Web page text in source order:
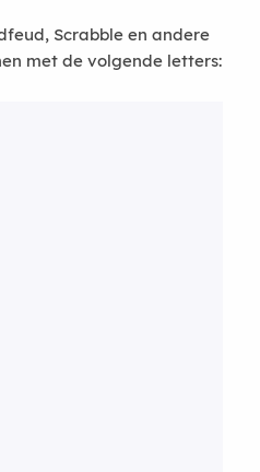
Scrabble en andere
met de volgende letters: